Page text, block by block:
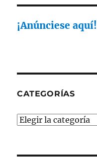
faltar
en
¡Anúnciese aquí!
CATEGORÍAS
Categorías